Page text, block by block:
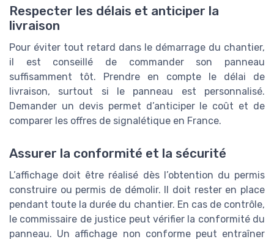
Respecter les délais et anticiper la
livraison
Pour éviter tout retard dans le démarrage du chantier,
il est conseillé de commander son panneau
suffisamment tôt. Prendre en compte le délai de
livraison, surtout si le panneau est personnalisé.
Demander un devis permet d’anticiper le coût et de
comparer les offres de signalétique en France.
Assurer la conformité et la sécurité
L’affichage doit être réalisé dès l’obtention du permis
construire ou permis de démolir. Il doit rester en place
pendant toute la durée du chantier. En cas de contrôle,
le commissaire de justice peut vérifier la conformité du
panneau. Un affichage non conforme peut entraîner